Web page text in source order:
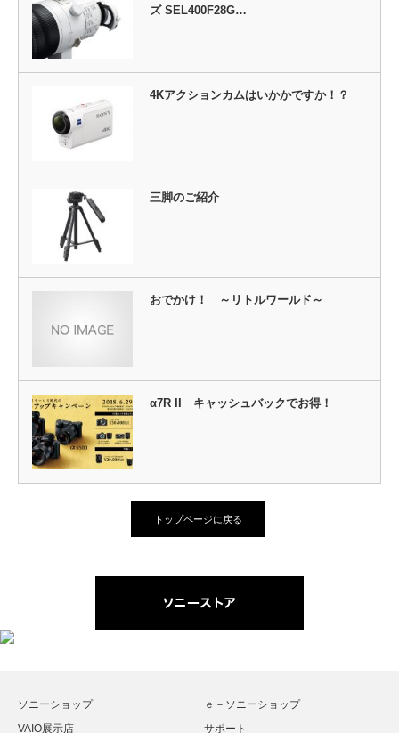
ズ SEL400F28G…
4Kアクションカムはいかかですか！？
三脚のご紹介
おでかけ！ ～リトルワールド～
α7R II キャッシュバックでお得！
トップページに戻る
ソニーショップ
ｅ－ソニーショップ
VAIO展示店
サポート